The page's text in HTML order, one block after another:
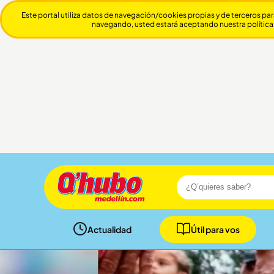
Actualidad Útil para vos
Este portal utiliza datos de navegación/cookies propias y de terceros
navegando, usted estará aceptando nuestra